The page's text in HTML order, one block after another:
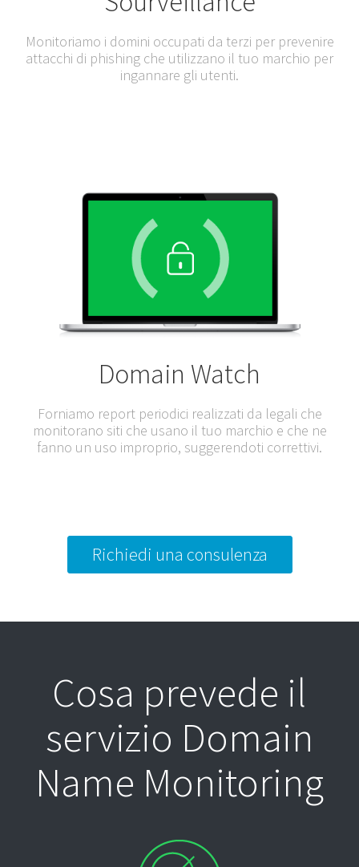
Monitoriamo i domini occupati da terzi per prevenire
attacchi di phishing che utilizzano il tuo marchio per
ingannare gli utenti.
Domain Watch
Forniamo report periodici realizzati da legali che
monitorano siti che usano il tuo marchio e che ne
fanno un uso improprio, suggerendoti correttivi.
Richiedi una consulenza
Cosa prevede il
servizio Domain
Name Monitoring